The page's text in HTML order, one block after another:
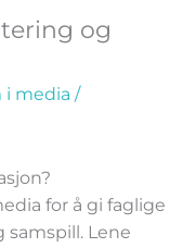
og
i media /
for å gi faglige
Lene